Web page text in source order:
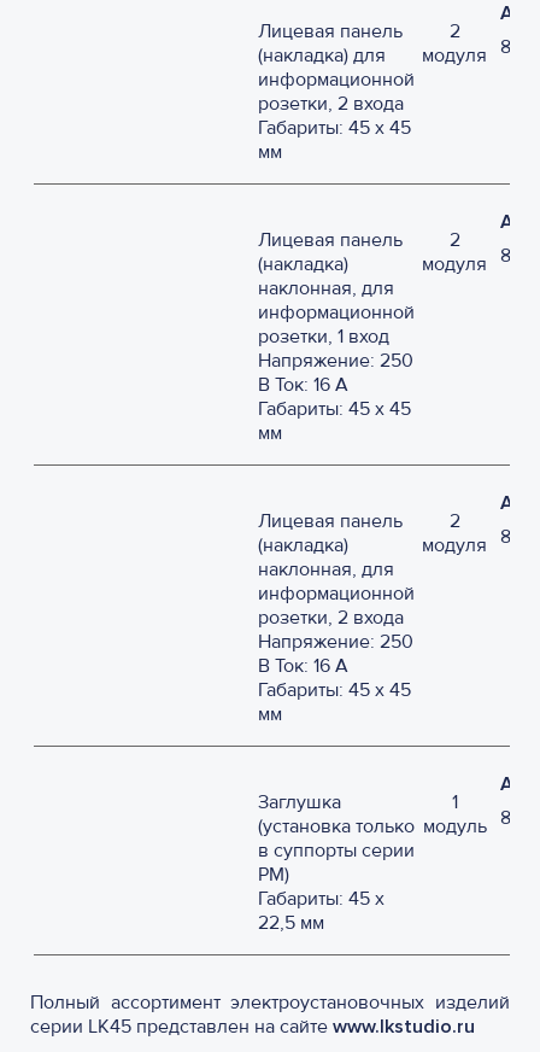
Лицевая панель
(накладка) для
информационной
розетки, 2 входа
Габариты: 45 х 45
мм
2
модуля
Лицевая панель
(накладка)
наклонная, для
информационной
розетки, 1 вход
Напряжение: 250
В Ток: 16 А
Габариты: 45 х 45
мм
2
модуля
Лицевая панель
(накладка)
наклонная, для
информационной
розетки, 2 входа
Напряжение: 250
В Ток: 16 А
Габариты: 45 х 45
мм
2
модуля
Заглушка
(установка только
в суппорты серии
PM)
Габариты: 45 х
22,5 мм
1
модуль
Полный ассортимент электроустановочных изделий
серии LK45 представлен на сайте www.lkstudio.ru